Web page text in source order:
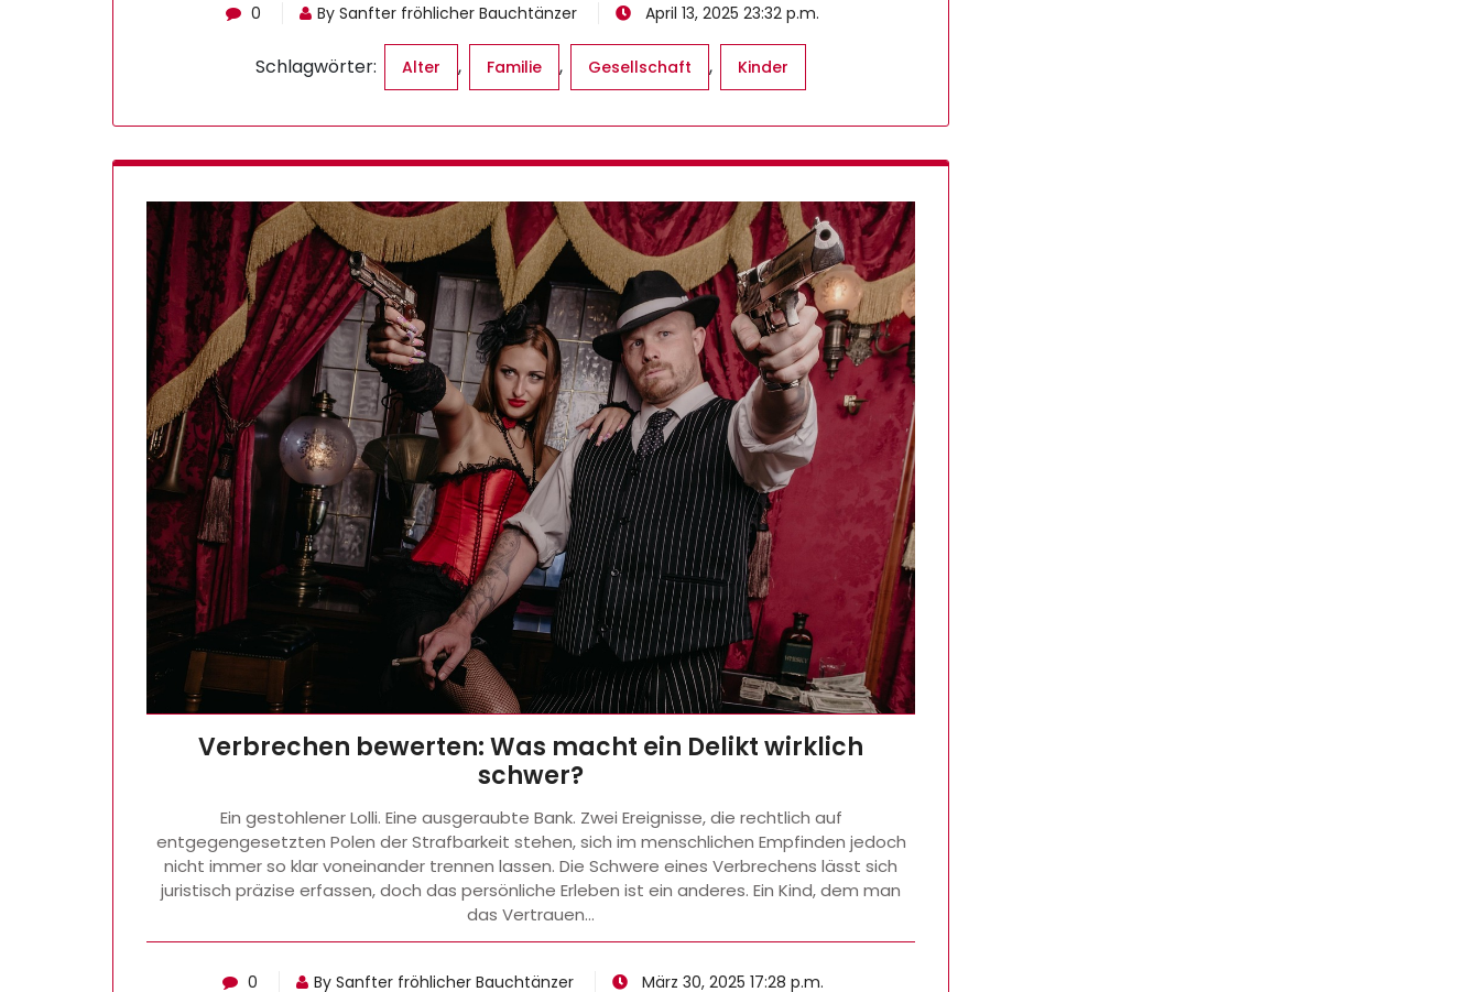
0 By Sanfter fröhlicher Bauchtänzer April 13, 2025 23:32 p.m.
Schlagwörter: Alter , Familie , Gesellschaft , Kinder
Verbrechen bewerten: Was macht ein Delikt wirklich
schwer?
Ein gestohlener Lolli. Eine ausgeraubte Bank. Zwei Ereignisse, die rechtlich auf
entgegengesetzten Polen der Strafbarkeit stehen, sich im menschlichen Empfinden jedoch
nicht immer so klar voneinander trennen lassen. Die Schwere eines Verbrechens lässt sich
juristisch präzise erfassen, doch das persönliche Erleben ist ein anderes. Ein Kind, dem man
das Vertrauen…
0 By Sanfter fröhlicher Bauchtänzer März 30, 2025 17:28 p.m.